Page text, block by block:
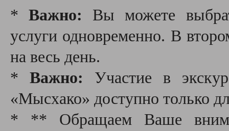
*Важно: Вы можете
услуги одновременно. В
на весь день.
* Важно: Участие в
«Мысхако» доступно только
* ** Обращаем Ваше